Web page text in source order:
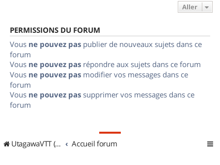
Aller
PERMISSIONS DU FORUM
Vous ne pouvez pas publier de nouveaux sujets dans ce
forum
Vous ne pouvez pas répondre aux sujets dans ce forum
Vous ne pouvez pas modifier vos messages dans ce
forum
Vous ne pouvez pas supprimer vos messages dans ce
forum
UtagawaVTT (Randos VTT et VTTAE avec traces GPS) Accueil forum